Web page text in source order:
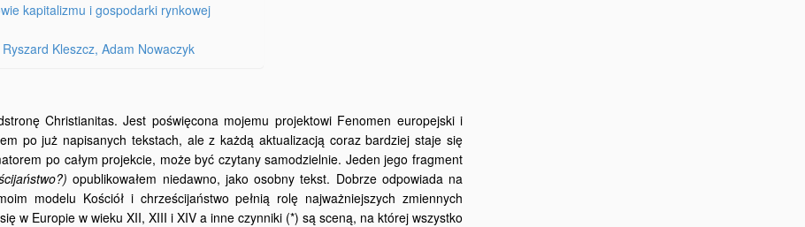
kapitalizmu i gospodarki rynkowej
Kleszcz, Adam Nowaczyk
Christianitas. Jest poświęcona mojemu projektowi Fenomen europejski i
po już napisanych tekstach, ale z każdą aktualizacją coraz bardziej staje się
po całym projekcie, może być czytany samodzielnie. Jeden jego fragment
opublikowałem niedawno, jako osobny tekst. Dobrze odpowiada na
modelu Kościół i chrześcijaństwo pełnią rolę najważniejszych zmiennych
w Europie w wieku XII, XIII i XIV a inne czynniki (*) są sceną, na której wszystko